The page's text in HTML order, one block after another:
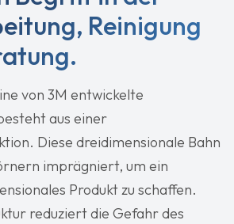
Reinigung
von 3M entwickelte
aus einer
Diese dreidimensionale Bahn
imprägniert, um ein
Produkt zu schaffen.
reduziert die Gefahr des